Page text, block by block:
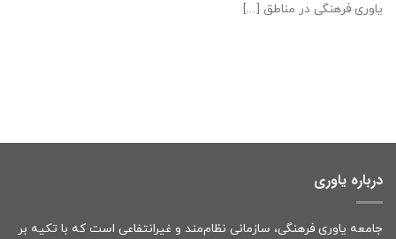
یاوری فرهنگی در مناطق [...]
درباره یاوری
جامعه یاوری فرهنگی، سازمانی نظام‌مند و غیرانتفاعی است که با تکیه بر